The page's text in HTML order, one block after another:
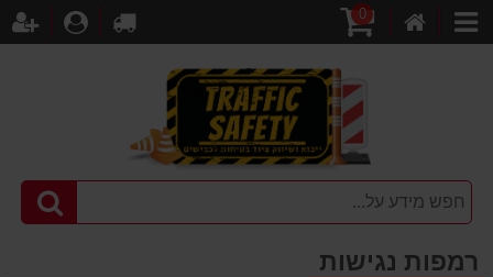
קטגוריות
קניות
0
לקופה
רמפות נגישות